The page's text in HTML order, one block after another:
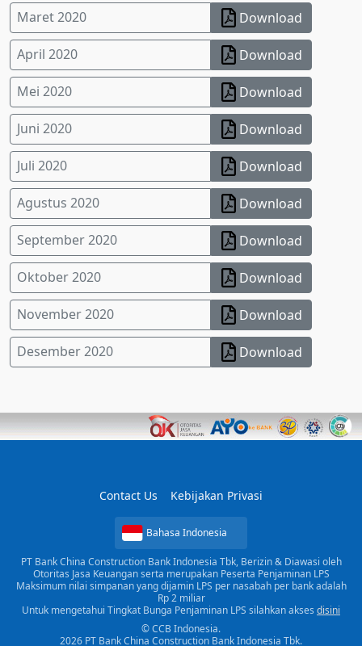
Maret 2020 Download
April 2020 Download
Mei 2020 Download
Juni 2020 Download
Juli 2020 Download
Agustus 2020 Download
September 2020 Download
Oktober 2020 Download
November 2020 Download
Desember 2020 Download
Contact Us Kebijakan Privasi
Bahasa Indonesia
PT Bank China Construction Bank Indonesia Tbk, Berizin & Diawasi oleh
Otoritas Jasa Keuangan serta merupakan Peserta Penjaminan LPS
Maksimum nilai simpanan yang dijamin LPS per nasabah per bank adalah
Rp 2 miliar
Untuk mengetahui Tingkat Bunga Penjaminan LPS silahkan akses disini
© CCB Indonesia.
2026 PT Bank China Construction Bank Indonesia Tbk.